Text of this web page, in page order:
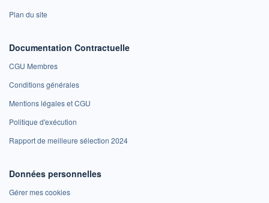
Plan du site
Documentation Contractuelle
CGU Membres
Conditions générales
Mentions légales et CGU
Politique d'exécution
Rapport de meilleure sélection 2024
Données personnelles
Gérer mes cookies